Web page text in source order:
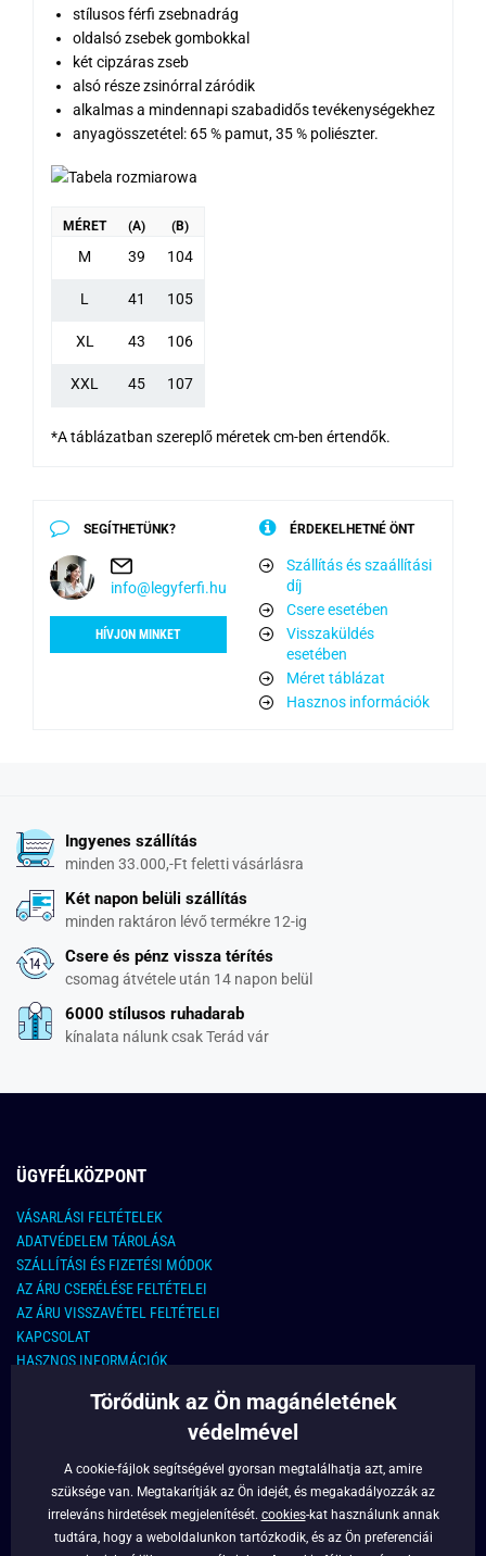
stílusos férfi zsebnadrág
oldalsó zsebek gombokkal
két cipzáras zseb
alsó része zsinórral záródik
alkalmas a mindennapi szabadidős tevékenységekhez
anyagösszetétel: 65 % pamut, 35 % poliészter.
MÉRET (A) (B)
M 39 104
L 41 105
XL 43 106
XXL 45 107
*A táblázatban szereplő méretek cm-ben értendők.
SEGÍTHETÜNK?
info@legyferfi.hu
HÍVJON MINKET
ÉRDEKELHETNÉ ÖNT
Szállítás és szaállítási
díj
Csere esetében
Visszaküldés
esetében
Méret táblázat
Hasznos információk
Ingyenes szállítás
minden 33.000,-Ft feletti vásárlásra
Két napon belüli szállítás
minden raktáron lévő termékre 12-ig
Csere és pénz vissza térítés
csomag átvétele után 14 napon belül
6000 stílusos ruhadarab
kínalata nálunk csak Terád vár
ÜGYFÉLKÖZPONT
VÁSARLÁSI FELTÉTELEK
ADATVÉDELEM TÁROLÁSA
SZÁLLÍTÁSI ÉS FIZETÉSI MÓDOK
AZ ÁRU CSERÉLÉSE FELTÉTELEI
AZ ÁRU VISSZAVÉTEL FELTÉTELEI
KAPCSOLAT
HASZNOS INFORMÁCIÓK
KAPCSOLAT
info@legyferfi.hu
FONTOS INFORMÁCIÓK
RÓLUNK
Törődünk az Ön magánéletének
védelmével
A cookie-fájlok segítségével gyorsan megtalálhatja azt, amire
szüksége van. Megtakarítják az Ön idejét, és megakadályozzák az
irreleváns hirdetések megjelenítését. cookies-kat használunk annak
tudtára, hogy a weboldalunkon tartózkodik, és az Ön preferenciái